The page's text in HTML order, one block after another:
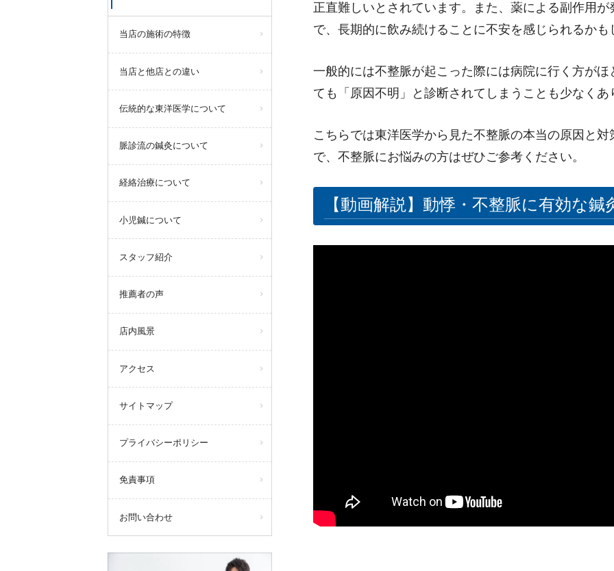
正直難しいとされています。また、薬による副作用
で、長期的に飲み続けることに不安を感じられるかも
一般的には不整脈が起こった際には病院に行く方が
ても「原因不明」と診断されてしまうことも少なくあ
こちらでは東洋医学から見た不整脈の本当の原因と
で、不整脈にお悩みの方はぜひご参考ください。
【動画解説】動悸・不整脈に有効な
当店の施術の特徴
当店と他店との違い
伝統的な東洋医学について
脈診流の鍼灸について
経絡治療について
小児鍼について
スタッフ紹介
推薦者の声
店内風景
アクセス
サイトマップ
プライバシーポリシー
免責事項
お問い合わせ